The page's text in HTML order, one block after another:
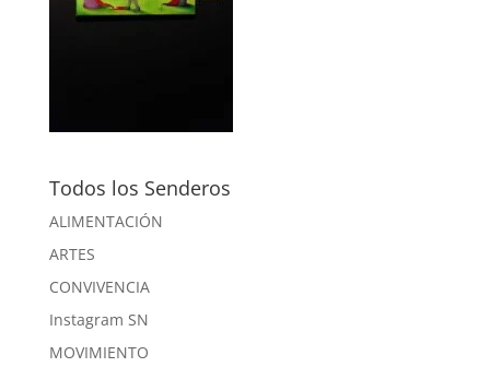
Todos los Senderos
ALIMENTACIÓN
ARTES
CONVIVENCIA
Instagram SN
MOVIMIENTO